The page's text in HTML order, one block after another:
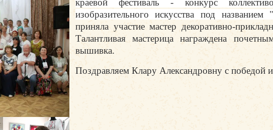
краевой фестиваль - конкурс
изобразительного искусства под
приняла участие мастер декоративно-
Талантливая мастерица награждена
вышивка.
Поздравляем Клару Александровну с победой